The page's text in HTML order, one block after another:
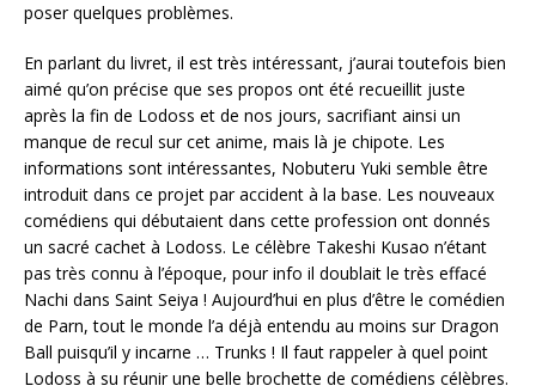
poser quelques problèmes.
En parlant du livret, il est très intéressant, j’aurai toutefois bien
aimé qu’on précise que ses propos ont été recueillit juste
après la fin de Lodoss et de nos jours, sacrifiant ainsi un
manque de recul sur cet anime, mais là je chipote. Les
informations sont intéressantes, Nobuteru Yuki semble être
introduit dans ce projet par accident à la base. Les nouveaux
comédiens qui débutaient dans cette profession ont donnés
un sacré cachet à Lodoss. Le célèbre Takeshi Kusao n’étant
pas très connu à l’époque, pour info il doublait le très effacé
Nachi dans Saint Seiya ! Aujourd’hui en plus d’être le comédien
de Parn, tout le monde l’a déjà entendu au moins sur Dragon
Ball puisqu’il y incarne … Trunks ! Il faut rappeler à quel point
Lodoss à su réunir une belle brochette de comédiens célèbres.